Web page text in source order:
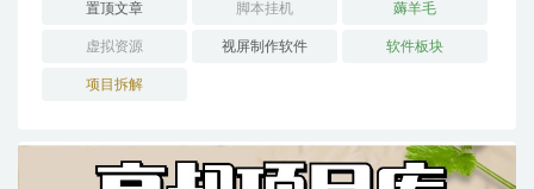
置顶文章 脚本挂机 薅羊毛
虚拟资源 视屏制作软件 软件板块
项目拆解